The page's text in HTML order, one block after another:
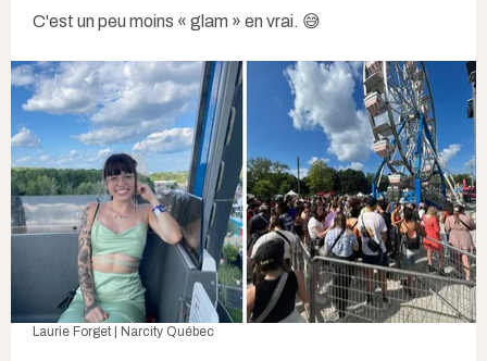
C'est un peu moins « glam » en vrai. 😅
Laurie Forget | Narcity Québec